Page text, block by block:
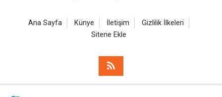
Ana Sayfa Künye İletişim
Gizlilik İlkeleri
Sitene Ekle